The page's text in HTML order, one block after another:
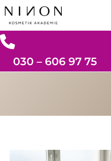
030 – 606 97 75